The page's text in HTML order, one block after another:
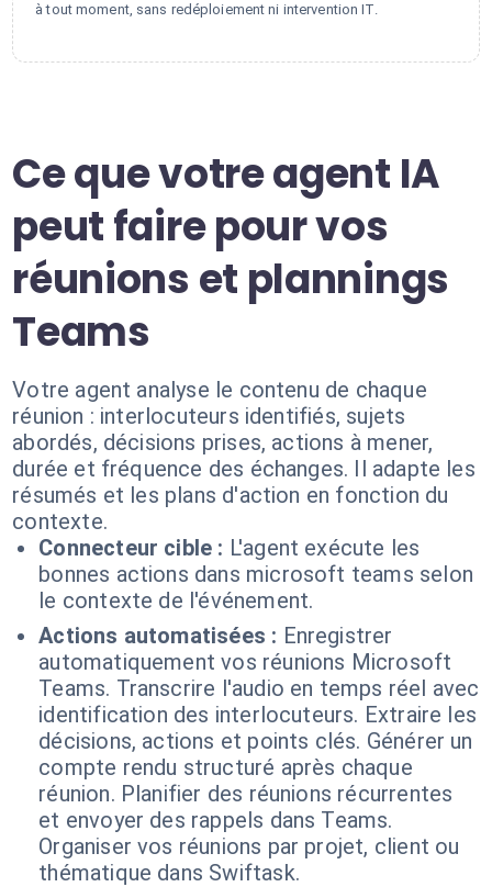
à tout moment, sans redéploiement ni intervention IT.
Ce que votre agent IA
peut faire pour vos
réunions et plannings
Teams
Votre agent analyse le contenu de chaque
réunion : interlocuteurs identifiés, sujets
abordés, décisions prises, actions à mener,
durée et fréquence des échanges. Il adapte les
résumés et les plans d'action en fonction du
contexte.
Connecteur cible : L'agent exécute les
bonnes actions dans microsoft teams selon
le contexte de l'événement.
Actions automatisées : Enregistrer
automatiquement vos réunions Microsoft
Teams. Transcrire l'audio en temps réel avec
identification des interlocuteurs. Extraire les
décisions, actions et points clés. Générer un
compte rendu structuré après chaque
réunion. Planifier des réunions récurrentes
et envoyer des rappels dans Teams.
Organiser vos réunions par projet, client ou
thématique dans Swiftask.